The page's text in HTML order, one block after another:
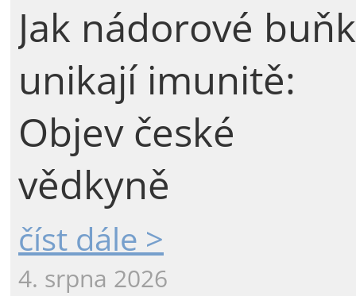
Jak nádorové
unikají imunitě:
Objev české
vědkyně
číst dále >
4. srpna 2026